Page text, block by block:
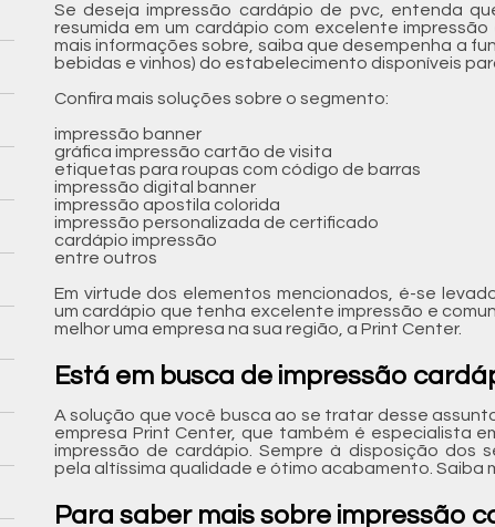
Se deseja impressão cardápio de pvc, entenda
resumida em um cardápio com excelente
mais informações sobre, saiba que desempenha a
bebidas e vinhos) do estabelecimento disponíveis
Confira mais soluções sobre o segmento:
impressão banner
gráfica impressão cartão de visita
etiquetas para roupas com código de barras
impressão digital banner
impressão apostila colorida
impressão personalizada de certificado
cardápio impressão
entre outros
Em virtude dos elementos mencionados, é-se
um cardápio que tenha excelente impressão e
melhor uma empresa na sua região, a Print Center.
Está em busca de impressão
A solução que você busca ao se tratar desse
empresa Print Center, que também é especialista
impressão de cardápio. Sempre à disposição dos
pela altíssima qualidade e ótimo acabamento. Saiba
Para saber mais sobre impressão